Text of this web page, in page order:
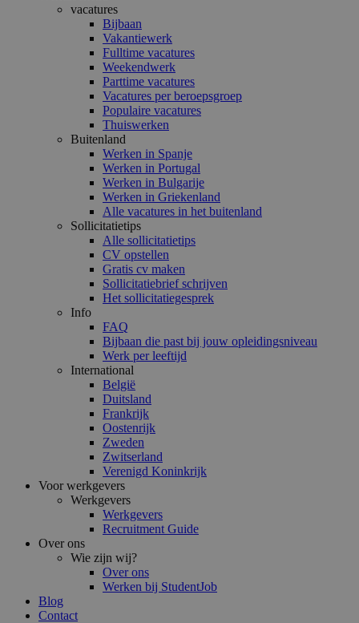
vacatures
Bijbaan
Vakantiewerk
Fulltime vacatures
Weekendwerk
Parttime vacatures
Vacatures per beroepsgroep
Populaire vacatures
Thuiswerken
Buitenland
Werken in Spanje
Werken in Portugal
Werken in Bulgarije
Werken in Griekenland
Alle vacatures in het buitenland
Sollicitatietips
Alle sollicitatietips
CV opstellen
Gratis cv maken
Sollicitatiebrief schrijven
Het sollicitatiegesprek
Info
FAQ
Bijbaan die past bij jouw opleidingsniveau
Werk per leeftijd
International
België
Duitsland
Frankrijk
Oostenrijk
Zweden
Zwitserland
Verenigd Koninkrijk
Voor werkgevers
Werkgevers
Werkgevers
Recruitment Guide
Over ons
Wie zijn wij?
Over ons
Werken bij StudentJob
Blog
Contact